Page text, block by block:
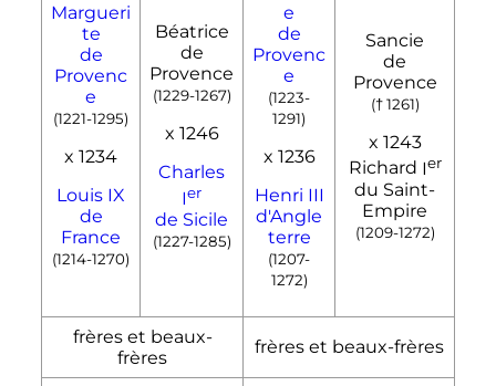
Margueri
te
de
Provenc
e
(1221-1295)
x 1234
Louis IX
de
France
(1214-1270)
Béatrice
de
Provence
(1229-1267)
x 1246
Charles
Ier
de Sicile
(1227-1285)
e
de
Provenc
e
(1223-
1291)
x 1236
Henri III
d'Angle
terre
(1207-
1272)
Sancie
de
Provence
(† 1261)
x 1243
Richard Ier
du Saint-
Empire
(1209-1272)
frères et beaux-
frères
frères et beaux-frères